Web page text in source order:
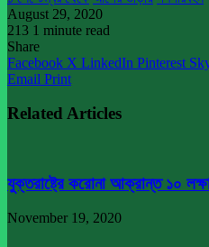
August 29, 2020
213 1 minute read
Share
Facebook X LinkedIn Pinterest
Email Print
Related Articles
যুক্তরাষ্ট্রে করোনা আক্রান্ত ১০
November 19, 2020